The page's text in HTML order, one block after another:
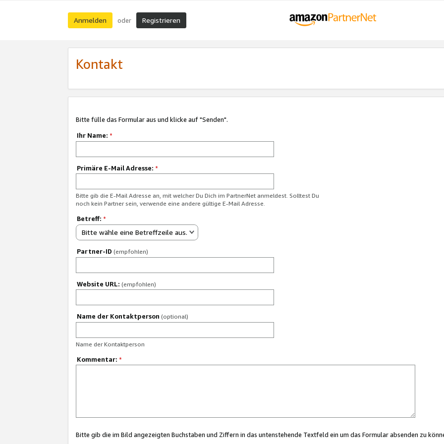
Anmelden oder Registrieren
Kontakt
Bitte fülle das Formular aus und klicke auf "Senden".
Ihr Name: *
Primäre E-Mail Adresse: *
Bitte gib die E-Mail Adresse an, mit welcher Du Dich im PartnerNet anmeldest. Solltest Du
noch kein Partner sein, verwende eine andere gültige E-Mail Adresse.
Betreff: *
Bitte wähle eine Betreffzeile aus.
Partner-ID (empfohlen)
Website URL: (empfohlen)
Name der Kontaktperson (optional)
Name der Kontaktperson
Kommentar: *
Bitte gib die im Bild angezeigten Buchstaben und Ziffern in das untenstehende Textfeld ein um das Formular absenden zu